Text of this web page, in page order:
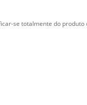
se totalmente do